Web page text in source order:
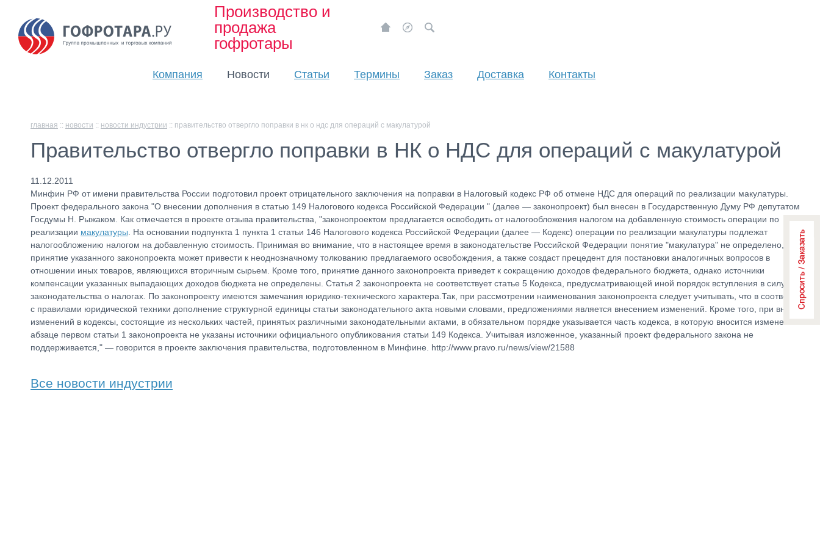
Производство и
продажа
гофротары
Компания Новости Статьи Термины Заказ Доставка Контакты
главная :: новости :: новости индустрии :: правительство отвергло поправки в нк о ндс для операций с макулатурой
Правительство отвергло поправки в НК о НДС для операций с макулатурой
11.12.2011
Минфин РФ от имени правительства России подготовил проект отрицательного заключения на поправки в Налоговый кодекс РФ об отмене НДС для операций по реализации макулатуры.
Проект федерального закона "О внесении дополнения в статью 149 Налогового кодекса Российской Федерации " (далее — законопроект) был внесен в Государственную Думу РФ депутатом
Госдумы Н. Рыжаком. Как отмечается в проекте отзыва правительства, "законопроектом предлагается освободить от налогообложения налогом на добавленную стоимость операции по
реализации макулатуры. На основании подпункта 1 пункта 1 статьи 146 Налогового кодекса Российской Федерации (далее — Кодекс) операции по реализации макулатуры подлежат
налогообложению налогом на добавленную стоимость. Принимая во внимание, что в настоящее время в законодательстве Российской Федерации понятие "макулатура" не определено,
принятие указанного законопроекта может привести к неоднозначному толкованию предлагаемого освобождения, а также создаст прецедент для постановки аналогичных вопросов в
отношении иных товаров, являющихся вторичным сырьем. Кроме того, принятие данного законопроекта приведет к сокращению доходов федерального бюджета, однако источники
компенсации указанных выпадающих доходов бюджета не определены. Статья 2 законопроекта не соответствует статье 5 Кодекса, предусматривающей иной порядок вступления в силу актов
законодательства о налогах. По законопроекту имеются замечания юридико-технического характера.Так, при рассмотрении наименования законопроекта следует учитывать, что в соответствии
с правилами юридической техники дополнение структурной единицы статьи законодательного акта новыми словами, предложениями является внесением изменений. Кроме того, при внесении
изменений в кодексы, состоящие из нескольких частей, принятых различными законодательными актами, в обязательном порядке указывается часть кодекса, в которую вносится изменения. В
абзаце первом статьи 1 законопроекта не указаны источники официального опубликования статьи 149 Кодекса. Учитывая изложенное, указанный проект федерального закона не
поддерживается," — говорится в проекте заключения правительства, подготовленном в Минфине. http://www.pravo.ru/news/view/21588
Все новости индустрии